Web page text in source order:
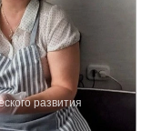
развития